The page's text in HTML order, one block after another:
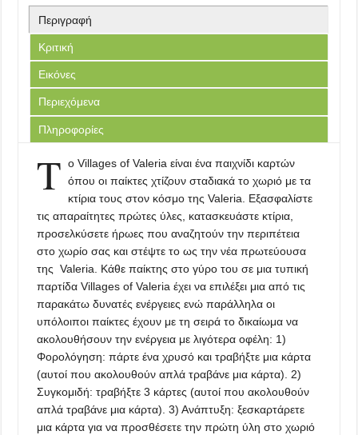
Περιγραφή
Κριτική
Εικόνες
Περιεχόμενα
Πληροφορίες
Τ ο Villages of Valeria είναι ένα παιχνίδι καρτών
όπου οι παίκτες χτίζουν σταδιακά το χωριό με τα
κτίρια τους στον κόσμο της Valeria. Εξασφαλίστε
τις απαραίτητες πρώτες ύλες, κατασκευάστε κτίρια,
προσελκύσετε ήρωες που αναζητούν την περιπέτεια
στο χωρίο σας και στέψτε το ως την νέα πρωτεύουσα
της Valeria. Κάθε παίκτης στο γύρο του σε μια τυπική
παρτίδα Villages of Valeria έχει να επιλέξει μια από τις
παρακάτω δυνατές ενέργειες ενώ παράλληλα οι
υπόλοιποι παίκτες έχουν με τη σειρά το δικαίωμα να
ακολουθήσουν την ενέργεια με λιγότερα οφέλη: 1)
Φορολόγηση: πάρτε ένα χρυσό και τραβήξτε μια κάρτα
(αυτοί που ακολουθούν απλά τραβάνε μια κάρτα). 2)
Συγκομιδή: τραβήξτε 3 κάρτες (αυτοί που ακολουθούν
απλά τραβάνε μια κάρτα). 3) Ανάπτυξη: ξεσκαρτάρετε
μια κάρτα για να προσθέσετε την πρώτη ύλη στο χωριό